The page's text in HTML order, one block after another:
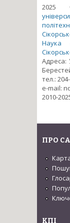
Наука
Адреса:
тел.:
e-mail:
2010-
ПРО
КПІ